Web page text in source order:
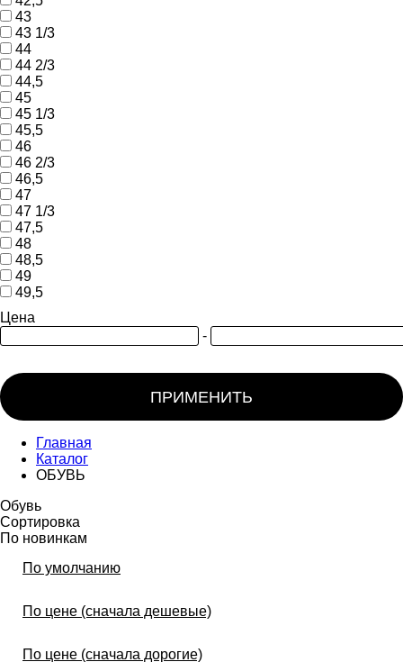
43
43 1/3
44
44 2/3
44,5
45
45 1/3
45,5
46
46 2/3
46,5
47
47 1/3
47,5
48
48,5
49
49,5
Цена
-
ПРИМЕНИТЬ
Главная
Каталог
ОБУВЬ
Обувь
Сортировка
По новинкам
По умолчанию
По цене (сначала дешевые)
По цене (сначала дорогие)